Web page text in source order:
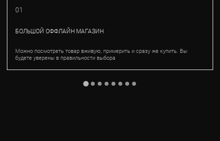
01
БОЛЬШОЙ ОФФЛАЙН МАГАЗИН
Можно посмотреть товар вживую, примерить и сразу же купить. Вы
будете уверены в правильности выбора